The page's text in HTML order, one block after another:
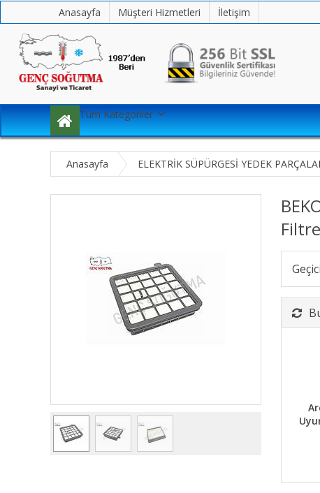
Anasayfa Müşteri Hizmetleri İletişim
Tüm Kategoriler
Anasayfa ELEKTRİK SÜPÜRGESİ YEDEK
Filtre